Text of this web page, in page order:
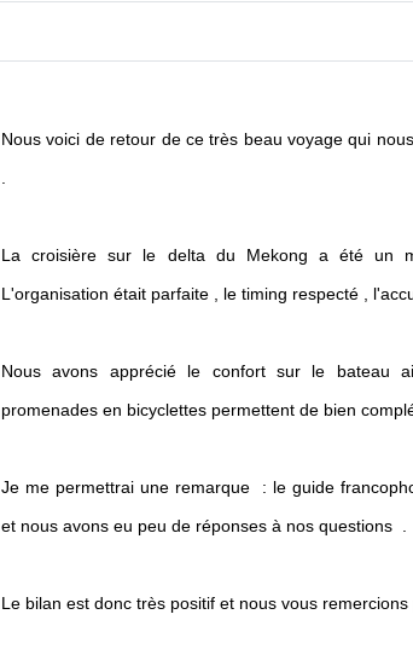
Nous voici de retour de ce très beau voyage qui
.
La croisière sur le delta du Mekong a été un
L'organisation était parfaite , le timing respecté ,
Nous avons apprécié le confort sur le bateau
promenades en bicyclettes permettent de bien
Je me permettrai une remarque : le guide
et nous avons eu peu de réponses à nos questions .
Le bilan est donc très positif et nous vous